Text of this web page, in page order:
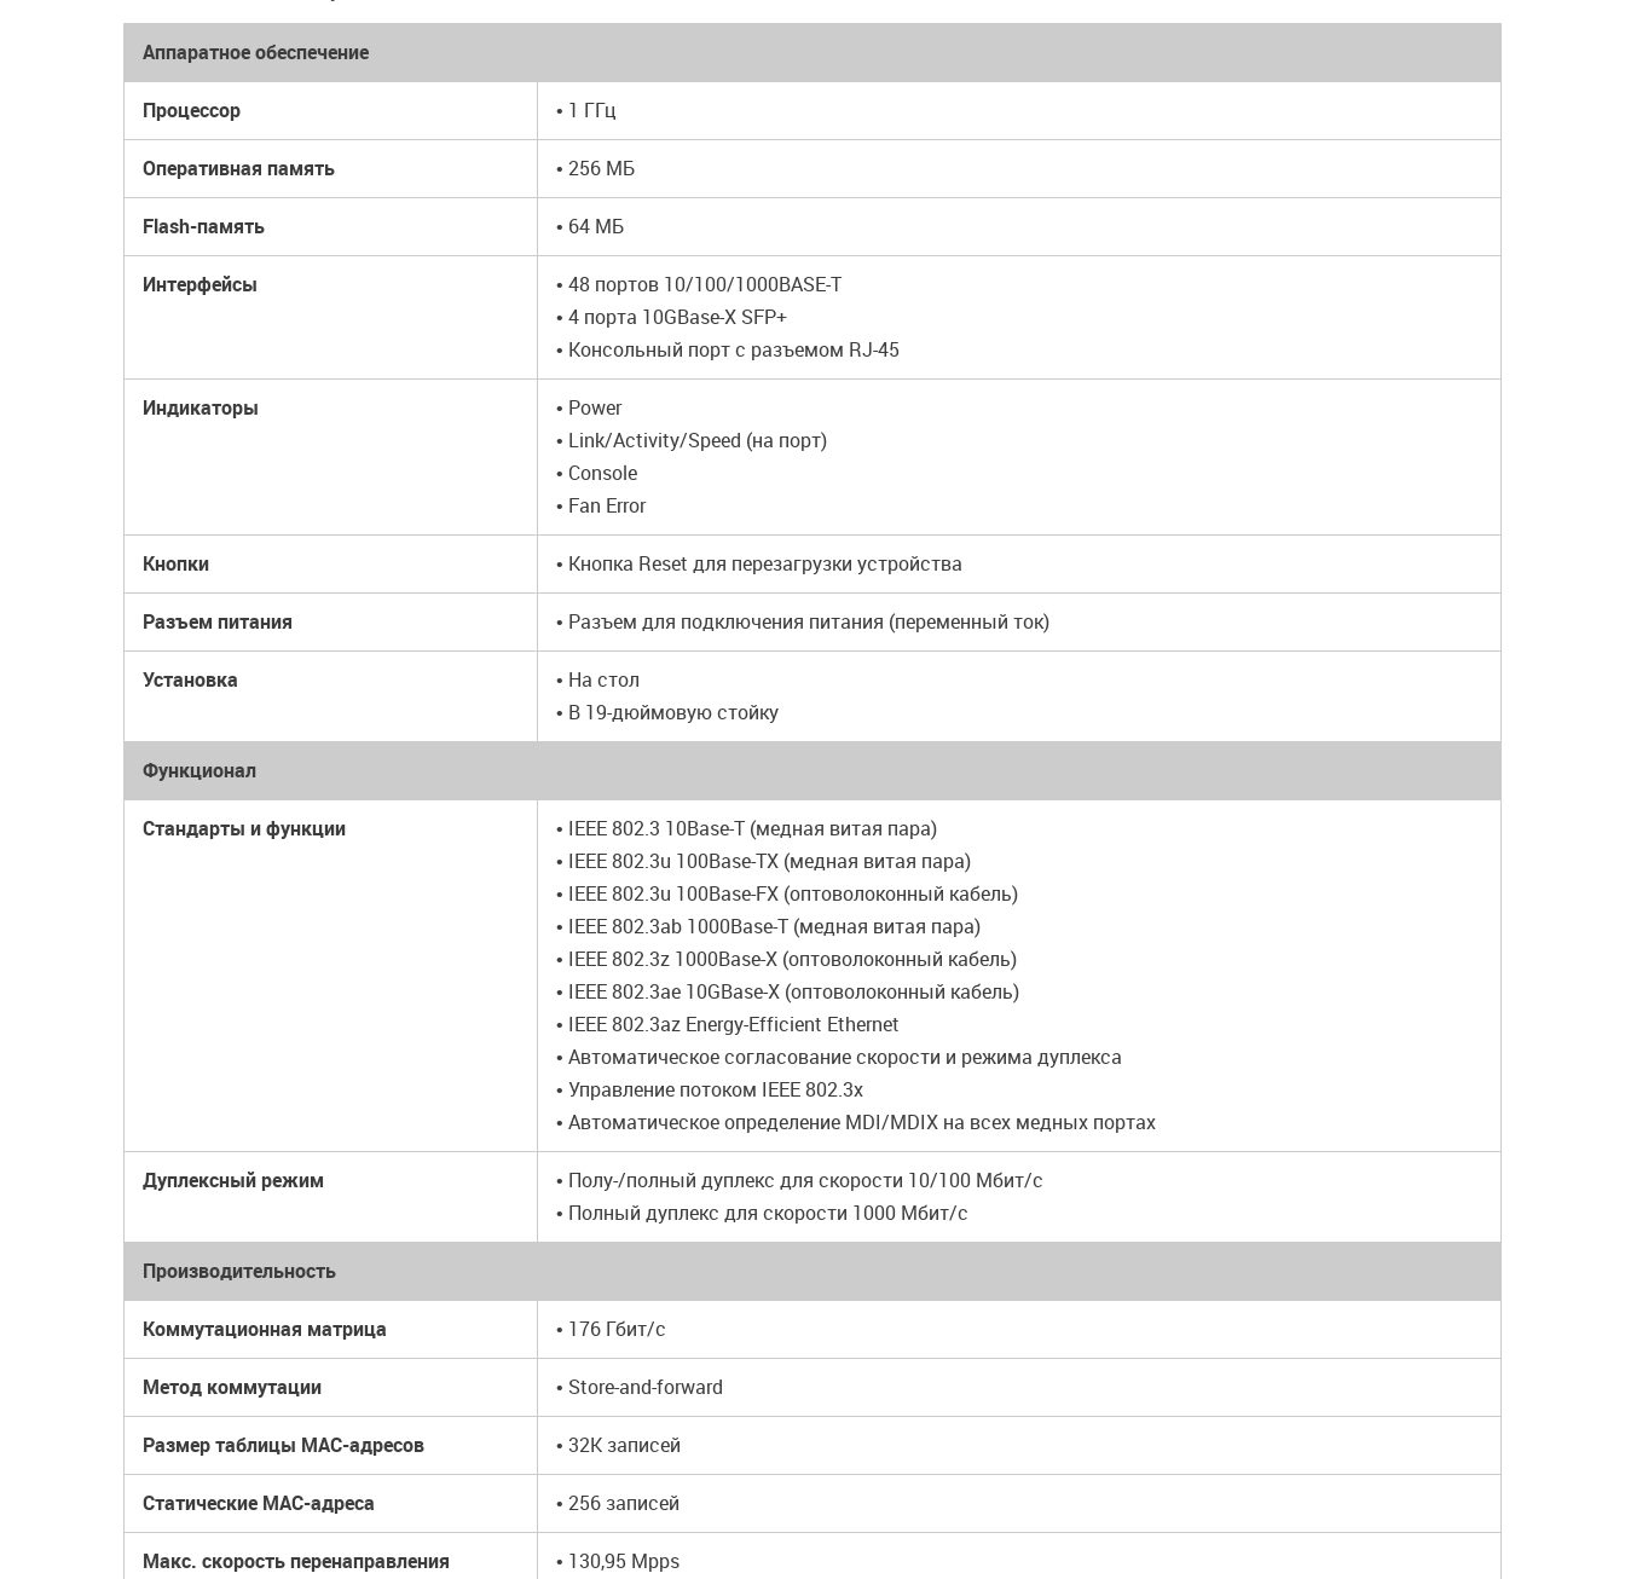
Аппаратное обеспечение
Процессор • 1 ГГц
Оперативная память • 256 MБ
Flash-память • 64 МБ
Интерфейсы
• 48 портов 10/100/1000BASE-T
• 4 порта 10GBase-X SFP+
• Консольный порт с разъемом RJ-45
Индикаторы
• Power
• Link/Activity/Speed (на порт)
• Console
• Fan Error
Кнопки • Кнопка Reset для перезагрузки устройства
Разъем питания • Разъем для подключения питания (переменный ток)
Установка
• На стол
• В 19-дюймовую стойку
Функционал
Стандарты и функции
• IEEE 802.3 10Base-T (медная витая пара)
• IEEE 802.3u 100Base-TX (медная витая пара)
• IEEE 802.3u 100Base-FX (оптоволоконный кабель)
• IEEE 802.3ab 1000Base-T (медная витая пара)
• IEEE 802.3z 1000Base-X (оптоволоконный кабель)
• IEEE 802.3ae 10GBase-X (оптоволоконный кабель)
• IEEE 802.3az Energy-Efficient Ethernet
• Автоматическое согласование скорости и режима дуплекса
• Управление потоком IEEE 802.3x
• Автоматическое определение MDI/MDIX на всех медных портах
Дуплексный режим
• Полу-/полный дуплекс для скорости 10/100 Мбит/с
• Полный дуплекс для скорости 1000 Мбит/с
Производительность
Коммутационная матрица • 176 Гбит/с
Метод коммутации • Store-and-forward
Размер таблицы МАС-адресов • 32K записей
Статические MAC-адреса • 256 записей
Макс. скорость перенаправления
• 130,95 Mpps